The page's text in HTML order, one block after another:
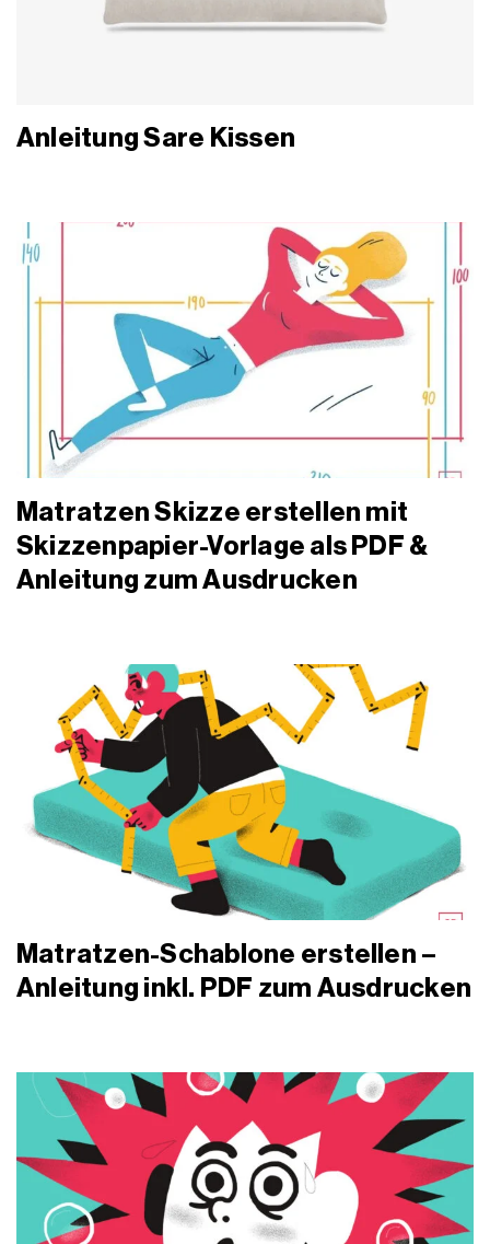
Anleitung Sare Kissen
Matratzen Skizze erstellen mit
Skizzenpapier-Vorlage als PDF &
Anleitung zum Ausdrucken
Matratzen-Schablone erstellen –
Anleitung inkl. PDF zum Ausdrucken